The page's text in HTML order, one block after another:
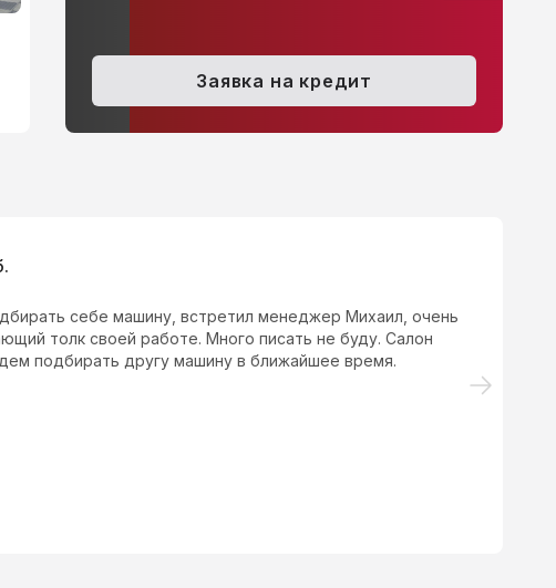
Заявка на кредит
себе машину, встретил менеджер Михаил, очень
толк своей работе. Много писать не буду. Салон
подбирать другу машину в ближайшее время.